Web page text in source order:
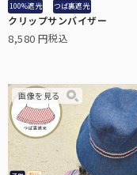
日傘が差せない場面で、
普段着の下に着るだけで
100%遮光 つば裏遮光
クリップサンバイザー
8,580 税込